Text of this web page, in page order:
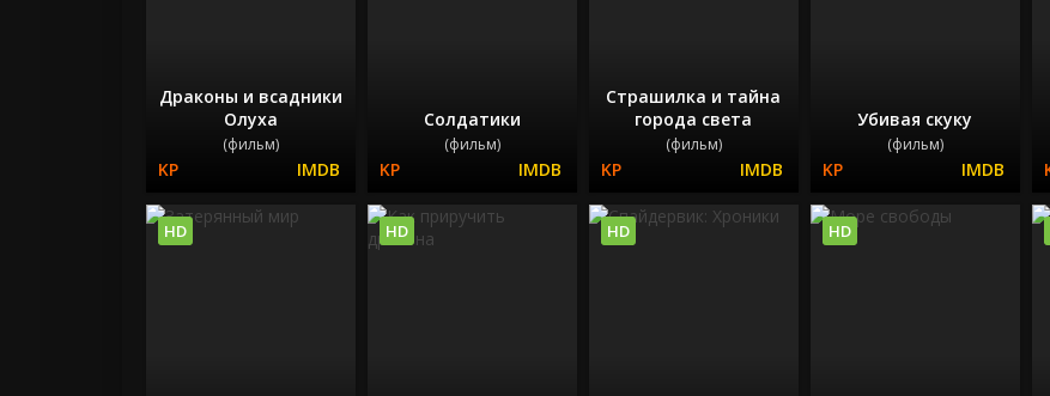
Драконы и всадники
Олуха
(фильм)
Солдатики
(фильм)
Страшилка и тайна
города света
(фильм)
Убивая скуку
(фильм)
HD HD HD HD